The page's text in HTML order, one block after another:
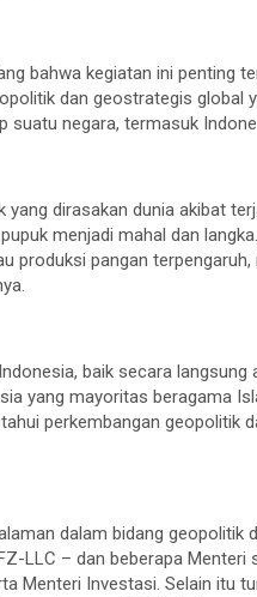
bahwa kegiatan ini penting
dan geostrategis global
suatu negara, termasuk
dirasakan dunia akibat
menjadi mahal dan
produksi pangan terpengaruh,
baik secara langsung
yang mayoritas beragama
perkembangan geopolitik
dalam bidang geopolitik
LLC – dan beberapa Menteri
Menteri Investasi. Selain itu